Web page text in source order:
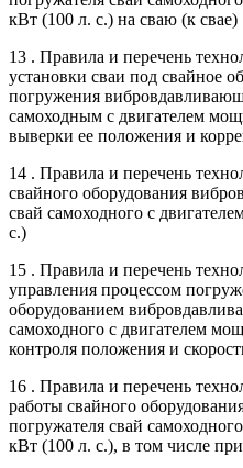
кВт (100 л. с.) на сваю (к свае)
13 . Правила и перечень
установки сваи под свайное
погружения
самоходным с двигателем
выверки ее положения и
14 . Правила и перечень
свайного оборудования
свай самоходного с
с.)
15 . Правила и перечень
управления процессом
оборудованием
самоходного с двигателем
контроля положения и
16 . Правила и перечень
работы свайного
погружателя свай
кВт (100 л. с.), в том числе